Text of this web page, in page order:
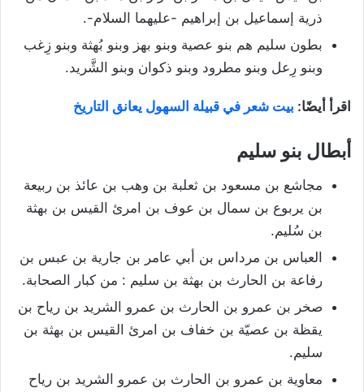
ذرية إسماعيل بن إبراهيم -عليهما السلام-.
بطون سليم هم بنو عصية وبنو بهز وبنو بُهثة وبنو زِغب
وبنو رِعل وبنو مطرود وبنو ذكوان وبنو الشَّريد.
اقرأ أيضًا: بيت شعر في قبيلة السهول يعانق التاريخ
أبطال بنو سليم
مجاشع بن مسعود بن ثعلبة بن وهب بن عائذ بن ربيعة
بن يربوع بن سمال بن عوف بن امرئ القيس بن بهثة
بن سُليم.
العباس بن مرداس بن أبي عامر بن جارية بن عبس بن
رفاعة بن الحارث بن بهثة بن سليم : من كبار الصحابة.
صخر بن عمرو بن الحارث بن عمرو الشريد بن رياح بن
يقظة بن عصيّة بن خفاف بن امرئ القيس بن بهثة بن
سليم.
معاوية بن عمرو بن الحارث بن عمرو الشريد بن رياح